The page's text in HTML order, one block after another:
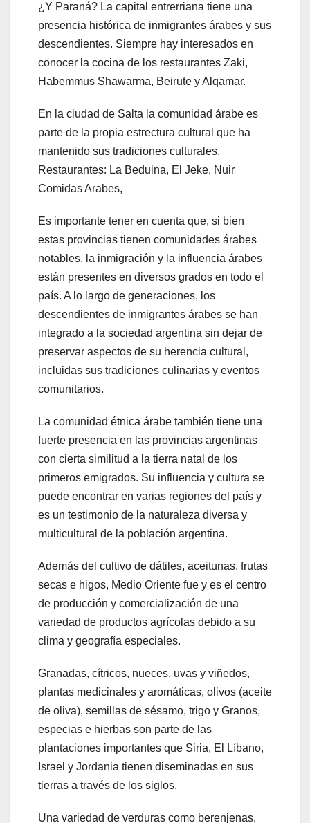
¿Y Paraná? La capital entrerriana tiene una
presencia histórica de inmigrantes árabes y sus
descendientes. Siempre hay interesados en
conocer la cocina de los restaurantes Zaki,
Habemmus Shawarma, Beirute y Alqamar.
En la ciudad de Salta la comunidad árabe es
parte de la propia estrectura cultural que ha
mantenido sus tradiciones culturales.
Restaurantes: La Beduina, El Jeke, Nuir
Comidas Arabes,
Es importante tener en cuenta que, si bien
estas provincias tienen comunidades árabes
notables, la inmigración y la influencia árabes
están presentes en diversos grados en todo el
país. A lo largo de generaciones, los
descendientes de inmigrantes árabes se han
integrado a la sociedad argentina sin dejar de
preservar aspectos de su herencia cultural,
incluidas sus tradiciones culinarias y eventos
comunitarios.
La comunidad étnica árabe también tiene una
fuerte presencia en las provincias argentinas
con cierta similitud a la tierra natal de los
primeros emigrados. Su influencia y cultura se
puede encontrar en varias regiones del país y
es un testimonio de la naturaleza diversa y
multicultural de la población argentina.
Además del cultivo de dátiles, aceitunas, frutas
secas e higos, Medio Oriente fue y es el centro
de producción y comercialización de una
variedad de productos agrícolas debido a su
clima y geografía especiales.
Granadas, cítricos, nueces, uvas y viñedos,
plantas medicinales y aromáticas, olivos (aceite
de oliva), semillas de sésamo, trigo y Granos,
especias e hierbas son parte de las
plantaciones importantes que Siria, El Líbano,
Israel y Jordania tienen diseminadas en sus
tierras a través de los siglos.
Una variedad de verduras como berenjenas,